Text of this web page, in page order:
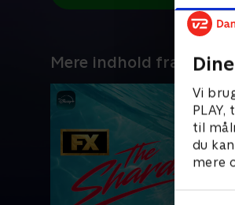
Vi
til
du
mere
Mere indhold fra